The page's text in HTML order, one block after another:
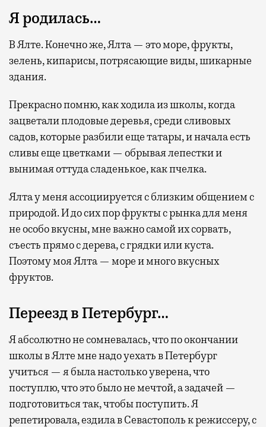
Я родилась…
В Ялте. Конечно же, Ялта — это море, фрукты,
зелень, кипарисы, потрясающие виды, шикарные
здания.
Прекрасно помню, как ходила из школы, когда
зацветали плодовые деревья, среди сливовых
садов, которые разбили еще татары, и начала есть
сливы еще цветками — обрывая лепестки и
вынимая оттуда сладенькое, как пчелка.
Ялта у меня ассоциируется с близким общением с
природой. И до сих пор фрукты с рынка для меня
не особо вкусны, мне важно самой их сорвать,
съесть прямо с дерева, с грядки или куста.
Поэтому моя Ялта — море и много вкусных
фруктов.
Переезд в Петербург…
Я абсолютно не сомневалась, что по окончании
школы в Ялте мне надо уехать в Петербург
учиться — я была настолько уверена, что
поступлю, что это было не мечтой, а задачей —
подготовиться так, чтобы поступить. Я
репетировала, ездила в Севастополь к режиссеру, с